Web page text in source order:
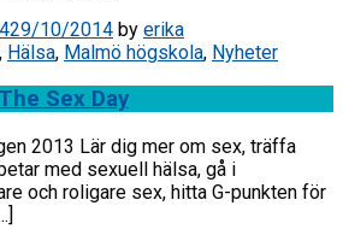
29/10/2014 by erika
, Hälsa, Malmö högskola, Nyheter
Sex Day
2013 Lär dig mer om sex, träffa
med sexuell hälsa, gå i
och roligare sex, hitta G-punkten för